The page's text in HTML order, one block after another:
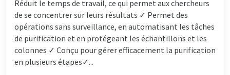
Réduit le temps de travail, ce qui permet aux chercheurs
de se concentrer sur leurs résultats ✓ Permet des
opérations sans surveillance, en automatisant les tâches
de purification et en protégeant les échantillons et les
colonnes ✓ Conçu pour gérer efficacement la purification
en plusieurs étapes✓...